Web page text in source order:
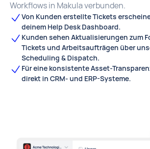
Workflows in Makula verbunden.
Von Kunden erstellte Tickets
deinem Help Desk Dashboard.
Kunden sehen Aktualisierungen zum
Tickets und Arbeitsaufträgen über
Scheduling & Dispatch.
Für eine konsistente Asset-
direkt in CRM- und ERP-Systeme.